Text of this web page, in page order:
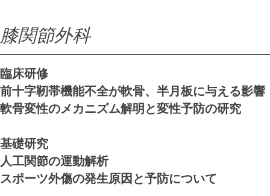
膝関節外科
​​臨床研修
前十字靭帯機能不全が軟骨、半月板に与える影響
軟骨変性のメカニズム解明と変性予防の研究
基礎研究
人工関節の運動解析
スポーツ外傷の発生原因と予防について